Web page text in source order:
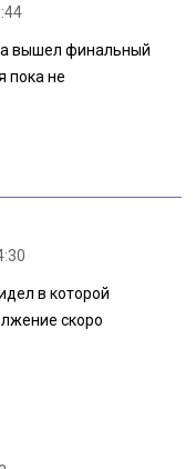
вышел финальный
пока не
в которой
скоро